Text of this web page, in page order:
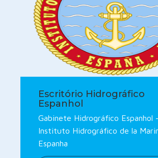
Escritório Hidrográfico
Espanhol
Gabinete Hidrográfico Espanhol -
Instituto Hidrográfico de la
Espanha